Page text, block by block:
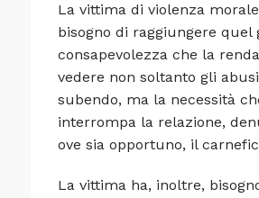
La vittima di violenza
bisogno di raggiungere quel
consapevolezza che la
vedere non soltanto gli
subendo, ma la necessità
interrompa la relazione,
ove sia opportuno, il
La vittima ha, inoltre,